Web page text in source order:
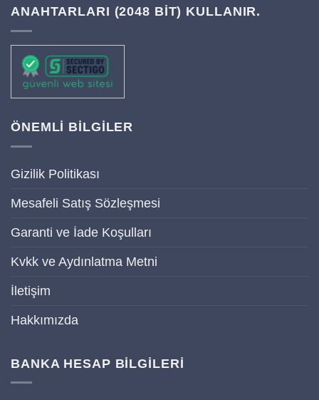
ANAHTARLARI (2048 BIT) KULLANIR.
ÖNEMLİ BİLGİLER
Gizilik Politikası
Mesafeli Satış Sözleşmesi
Garanti ve İade Koşulları
Kvkk ve Aydınlatma Metni
İletişim
Hakkımızda
BANKA HESAP BİLGİLERİ